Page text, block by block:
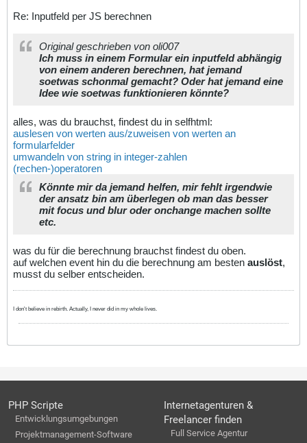
Re: Inputfeld per JS berechnen
Original geschrieben von oli007
Ich muss in einem Formular ein inputfeld abhängig
von einem anderen berechnen, hat jemand
soetwas schonmal gemacht? Oder hat jemand eine
Idee wie soetwas funktionieren könnte?
alles, was du brauchst, findest du in selfhtml:
auslesen von werten aus/zuweisen von werten an
formularfelder
umwandeln von string in integer-zahlen
(rechen-)operatoren
Könnte mir da jemand helfen, mir fehlt irgendwie
der ansatz bin am überlegen ob man das besser
mit focus und blur oder onchange machen sollte
etc.
was du für die berechnung brauchst findest du oben.
auf welchen event hin du die berechnung am besten auslöst,
musst du selber entscheiden.
I don't believe in rebirth. Actually, I never did in my whole lives.
PHP Scripte
Entwicklungsumgebungen
Projektmanagement-Software
Internetagenturen &
Freelancer finden
Full Service Agentur